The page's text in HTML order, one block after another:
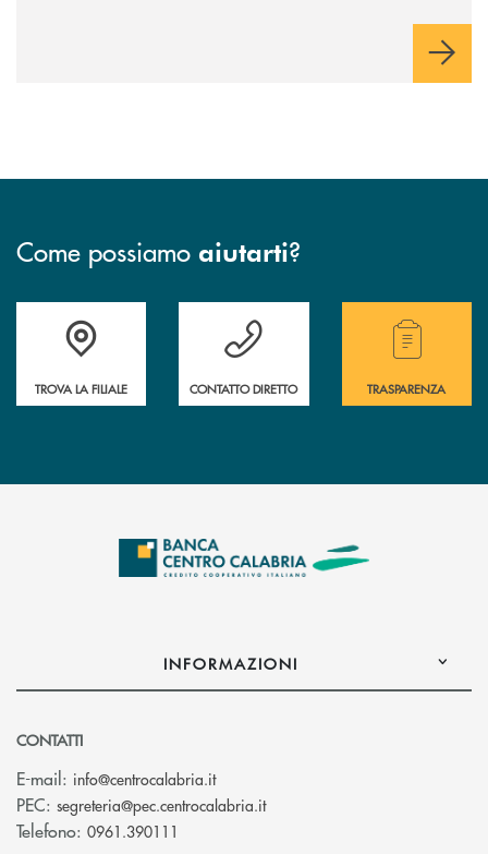
Come possiamo aiutarti?
Accedi all' elenco completo delle filiali .
TROVA LA FILIALE
Hai bisogno di assistenza immediata ?
CONTATTO DIRETTO
Hai bisogno di
TRASPARENZA
INFORMAZIONI
CONTATTI
E-mail: info@centrocalabria.it(si apre l’app di posta elettronica)
PEC: segreteria@pec.centrocalabria.it(si apre l’app di posta
Telefono: 0961.390111